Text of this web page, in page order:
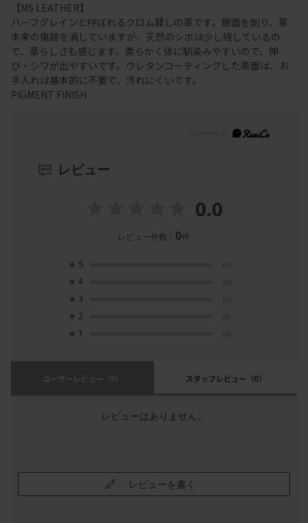
【MS LEATHER】
ハーフグレインと呼ばれるクロム鞣しの革です。銀面を削り、革
本来の傷跡を消していますが、天然のシボは少し残しているの
で、革らしさも感じます。柔らかく体に馴染みやすいので、伸
び・シワが出やすいです。ウレタンコーティングした表面は、お
手入れは基本的に不要で、汚れにくいです。
PIGMENT FINISH
レビュー
0.0
レビュー件数： 0件
★ 5 (0)
★ 4 (0)
★ 3 (0)
★ 2 (0)
★ 1 (0)
ユーザーレビュー （0） スタッフレビュー （0）
レビューはありません。
レビューを書く